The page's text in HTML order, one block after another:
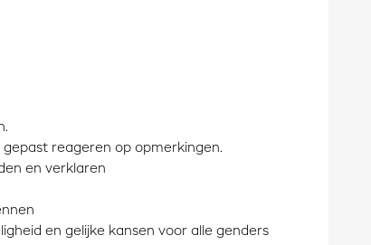
reageren op opmerkingen.
en verklaren
en gelijke kansen voor alle genders